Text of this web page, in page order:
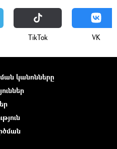
ТikТоk VK
կանոնները